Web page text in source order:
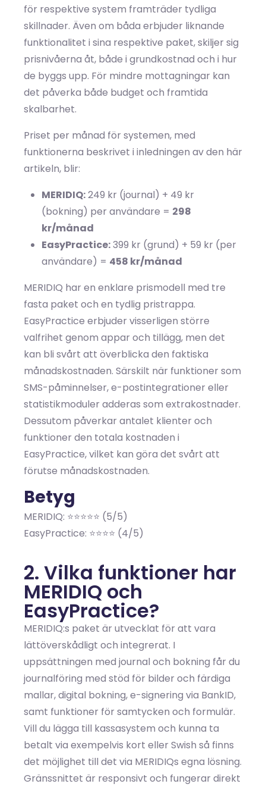
för respektive system framträder tydliga
skillnader. Även om båda erbjuder liknande
funktionalitet i sina respektive paket, skiljer sig
prisnivåerna åt, både i grundkostnad och i hur
de byggs upp. För mindre mottagningar kan
det påverka både budget och framtida
skalbarhet.
Priset per månad för systemen, med
funktionerna beskrivet i inledningen av den här
artikeln, blir:
MERIDIQ:249 kr (journal) + 49 kr
(bokning) per användare = 298
kr/månad
EasyPractice:399 kr (grund) + 59 kr (per
användare) = 458 kr/månad
MERIDIQ har en enklare prismodell med tre
fasta paket och en tydlig pristrappa.
EasyPractice erbjuder visserligen större
valfrihet genom appar och tillägg, men det
kan bli svårt att överblicka den faktiska
månadskostnaden. Särskilt när funktioner som
SMS-påminnelser, e-postintegrationer eller
statistikmoduler adderas som extrakostnader.
Dessutom påverkar antalet klienter och
funktioner den totala kostnaden i
EasyPractice, vilket kan göra det svårt att
förutse månadskostnaden.
Betyg
MERIDIQ: ⭐⭐⭐⭐⭐ (5/5)
EasyPractice: ⭐⭐⭐⭐ (4/5)
2. Vilka funktioner har
MERIDIQ och
EasyPractice?
MERIDIQ:s paket är utvecklat för att vara
lättöverskådligt och integrerat. I
uppsättningen med journal och bokning får du
journalföring med stöd för bilder och färdiga
mallar, digital bokning, e-signering via BankID,
samt funktioner för samtycken och formulär.
Vill du lägga till kassasystem och kunna ta
betalt via exempelvis kort eller Swish så finns
det möjlighet till det via MERIDIQs egna lösning.
Gränssnittet är responsivt och fungerar direkt